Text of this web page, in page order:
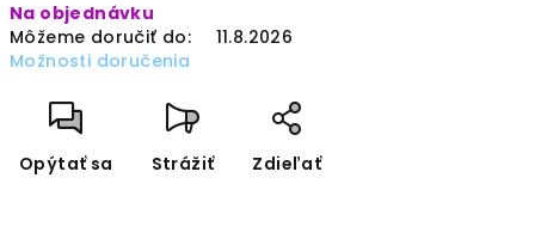
cena:
Na objednávku
Môžeme doručiť do:
11.8.2026
Možnosti doručenia
Opýtať sa Strážiť Zdieľať